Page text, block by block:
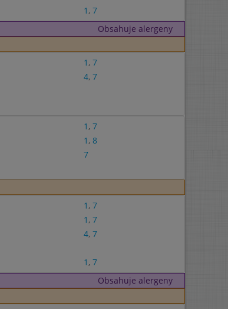
1 , 7
Obsahuje alergeny
1 , 7
4, 7
1 , 7
1 , 8
7
1 , 7
1 , 7
4, 7
1 , 7
Obsahuje alergeny